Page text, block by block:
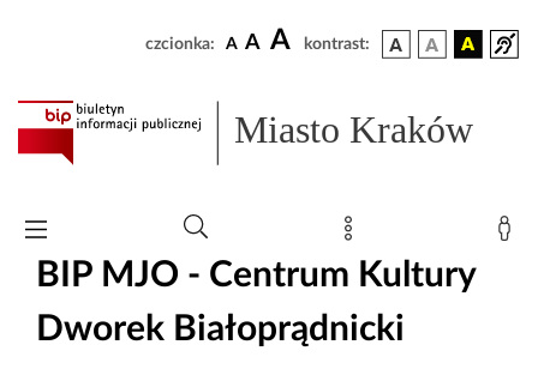
czcionka: A A A kontrast:
Miasto Kraków
BIP MJO - Centrum Kultury
Dworek Białoprądnicki